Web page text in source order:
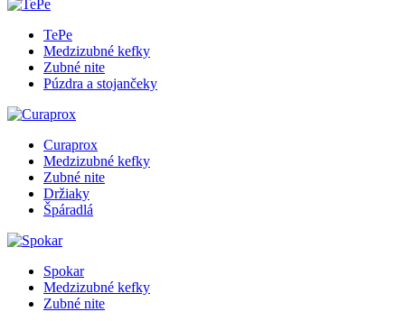
TePe
Medzizubné kefky
Zubné nite
Púzdra a stojančeky
Curaprox
Medzizubné kefky
Zubné nite
Držiaky
Špáradlá
Spokar
Medzizubné kefky
Zubné nite